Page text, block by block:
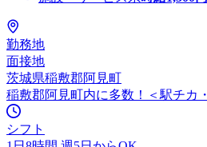
勤務地
面接地
茨城県稲敷郡阿見町
稲敷郡阿見町内に多数！＜駅チカ
シフト